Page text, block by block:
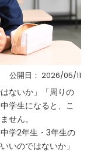
公開日： 2026/05/11
ないか」「周りの
学生になると、こ
せん。
学2年生・3年生の
いのではないか」